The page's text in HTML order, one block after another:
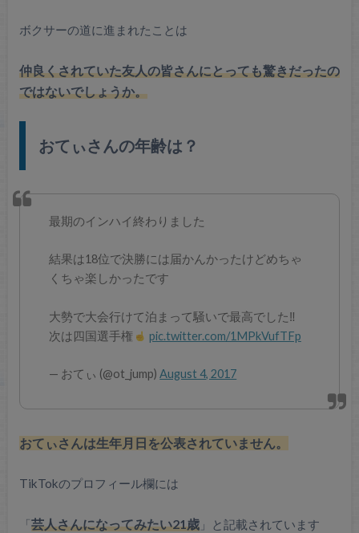
ボクサーの道に進まれたことは
仲良くされていた友人の皆さんにとっても驚きだったの
ではないでしょうか。
おてぃさんの年齢は？
最期のインハイ終わりました
結果は18位で決勝には届かんかったけどめちゃ
くちゃ楽しかったです
大勢で大会行けて泊まって騒いで最高でした‼︎
次は四国選手権
pic.twitter.com/1MPkVufTFp
— おてぃ (@ot_jump)August 4, 2017
おてぃさんは生年月日を公表されていません。
TikTokのプロフィール欄には
「芸人さんになってみたい21歳」と記載されています